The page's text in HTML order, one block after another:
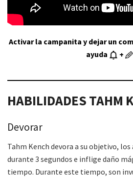
Activar la campanita y dejar un
ayuda
+
HABILIDADES TAHM
Devorar
Tahm Kench devora a su objetivo,
durante 3 segundos e inflige daño
tiempo. Durante este tiempo, son